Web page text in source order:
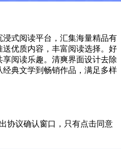
式阅读平台，汇集海量精品有
优质内容，丰富阅读选择。好
阅读乐趣。清爽界面设计去除
典文学到畅销作品，满足多样
协议确认窗口，只有点击同意